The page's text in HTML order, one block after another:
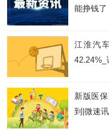
能挣钱了
江淮汽
42.24%_
新版医
到|微速讯